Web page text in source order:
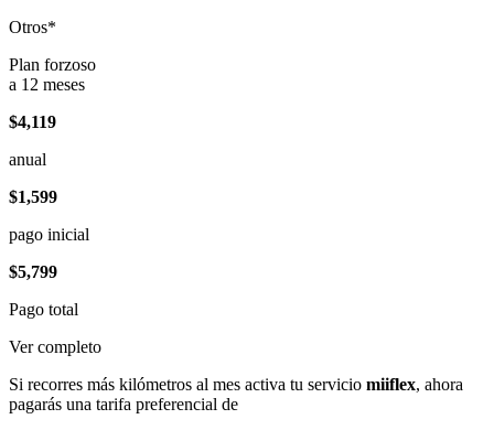
Otros*
Plan forzoso
a 12 meses
$4,119
anual
$1,599
pago inicial
$5,799
Pago total
Ver completo
Si recorres más kilómetros al mes activa tu servicio miiflex, ahora
pagarás una tarifa preferencial de